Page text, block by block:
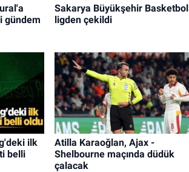
gündem
Sakarya Büyükşehir Basketbol
ligden çekildi
ilk
belli
Atilla Karaoğlan, Ajax -
Shelbourne maçında düdük
çalacak